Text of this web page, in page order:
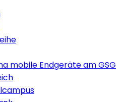
mobile Endgeräte am GSG